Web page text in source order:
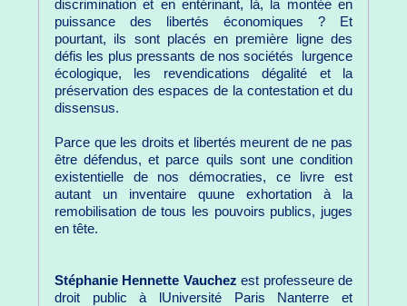
discrimination et en entérinant, là, la montée en
puissance des libertés économiques ? Et
pourtant, ils sont placés en première ligne des
défis les plus pressants de nos sociétés  lurgence
écologique, les revendications dégalité et la
préservation des espaces de la contestation et du
dissensus.
Parce que les droits et libertés meurent de ne pas
être défendus, et parce quils sont une condition
existentielle de nos démocraties, ce livre est
autant un inventaire quune exhortation à la
remobilisation de tous les pouvoirs publics, juges
en tête.
Stéphanie Hennette Vauchez est professeure de
droit public à lUniversité Paris Nanterre et